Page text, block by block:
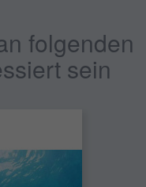
folgenden
sein